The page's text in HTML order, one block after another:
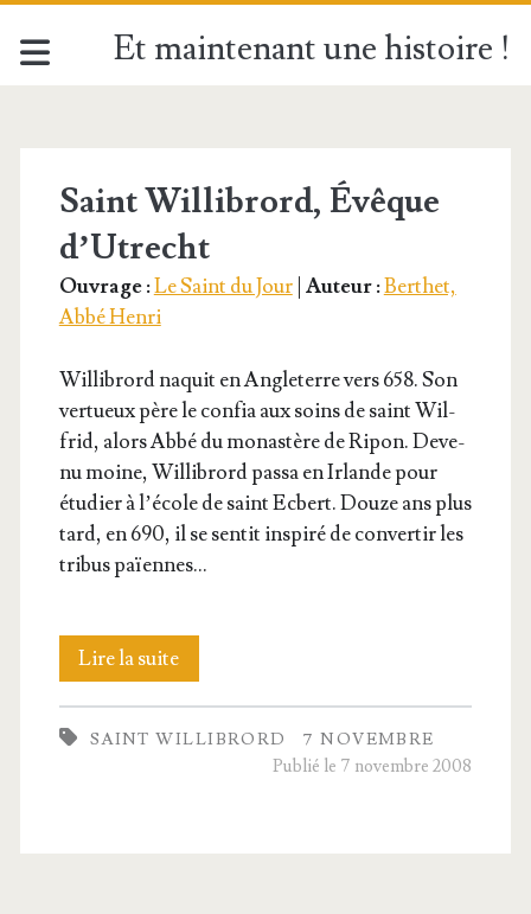
Et maintenant une histoire !
<span>Saint
Willibrord</span>
Saint Willibrord, Évêque
d’Utrecht
Ouvrage :Le Saint du Jour| Auteur :Berthet,
Abbé Henri
Willi­brord naquit en Angle­terre vers 658. Son
ver­tueux père le confia aux soins de saint Wil­
frid, alors Abbé du monas­tère de Ripon. Deve­
nu moine, Willi­brord pas­sa en Irlande pour
étu­dier à l’é­cole de saint Ecbert. Douze ans plus
tard, en 690, il se sen­tit ins­pi­ré de conver­tir les
tri­bus païennes…
Lire la suiteSaint
Willi­
brord,
SAINT WILLIBRORD
7 NOVEMBRE
Publié le 7 novembre 2008